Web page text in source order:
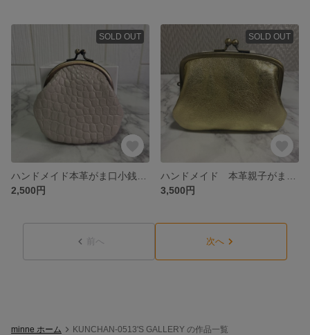
SOLD OUT
2,500円
SOLD OUT
3,500円
前へ 次へ
minne ホーム KUNCHAN-0513'S GALLERY の作品一覧